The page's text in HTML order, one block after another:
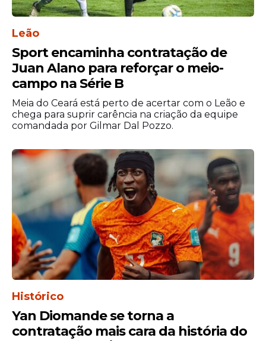
Clássico histórico da
Espanha
O confronto é conhecido como“Derbi
Catalão” e carrega grande rivalidade
regional. Historicamente, o Barcelona leva
vantagem no retrospecto, mas o Espanyol
tenta quebrar a sequência negativa e
surpreender o rival.
A expectativa é de um jogo intenso, com
clima de decisão, mesmo em meio à reta
final da temporada europeia.
Leão
Sport encaminha contratação de
Juan Alano para reforçar o meio-
campo na Série B
Meia do Ceará está perto de acertar com o Leão e
chega para suprir carência na criação da equipe
comandada por Gilmar Dal Pozzo.
Histórico
Yan Diomande se torna a
contratação mais cara da história do